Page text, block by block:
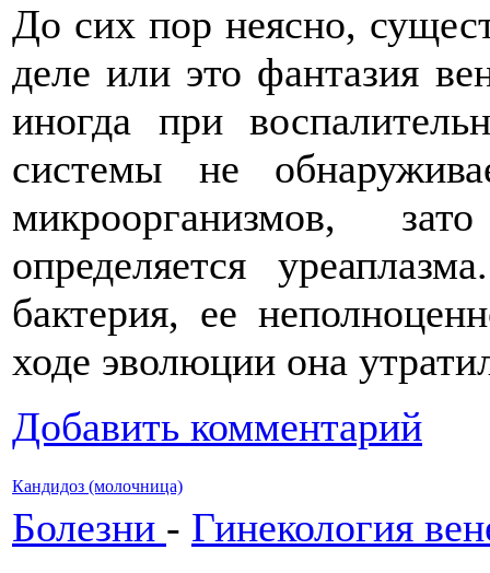
До сих пор неясно,
деле или это фантазия
иногда при
системы не
микроорганизмов,
определяется
бактерия, ее
ходе эволюции она
Добавить комментарий
Кандидоз (молочница)
Болезни - Гинекология